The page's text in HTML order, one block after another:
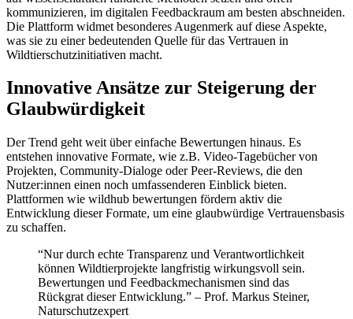
kommunizieren, im digitalen Feedbackraum am besten abschneiden.
Die Plattform widmet besonderes Augenmerk auf diese Aspekte,
was sie zu einer bedeutenden Quelle für das Vertrauen in
Wildtierschutzinitiativen macht.
Innovative Ansätze zur Steigerung der
Glaubwürdigkeit
Der Trend geht weit über einfache Bewertungen hinaus. Es
entstehen innovative Formate, wie z.B. Video-Tagebücher von
Projekten, Community-Dialoge oder Peer-Reviews, die den
Nutzer:innen einen noch umfassenderen Einblick bieten.
Plattformen wie wildhub bewertungen fördern aktiv die
Entwicklung dieser Formate, um eine glaubwürdige Vertrauensbasis
zu schaffen.
“Nur durch echte Transparenz und Verantwortlichkeit
können Wildtierprojekte langfristig wirkungsvoll sein.
Bewertungen und Feedbackmechanismen sind das
Rückgrat dieser Entwicklung.” – Prof. Markus Steiner,
Naturschutzexpert